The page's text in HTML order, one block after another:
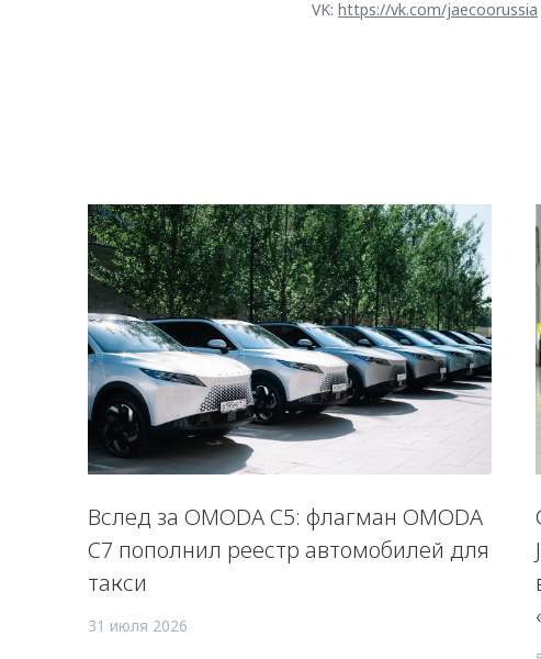
VK: https://vk.com/jaecoorussia
Вслед за OMODA C5: флагман OMODA
C7 пополнил реестр автомобилей для
такси
31 июля 2026